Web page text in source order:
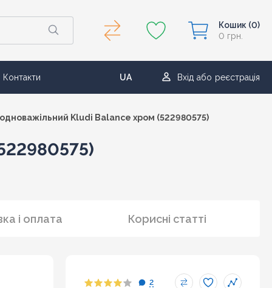
Кошик (0)
0 грн.
Контакти
UA
RU
Вхід або реєстрація
Kludi Balance хром (522980575)
і оплата Корисні статті
2